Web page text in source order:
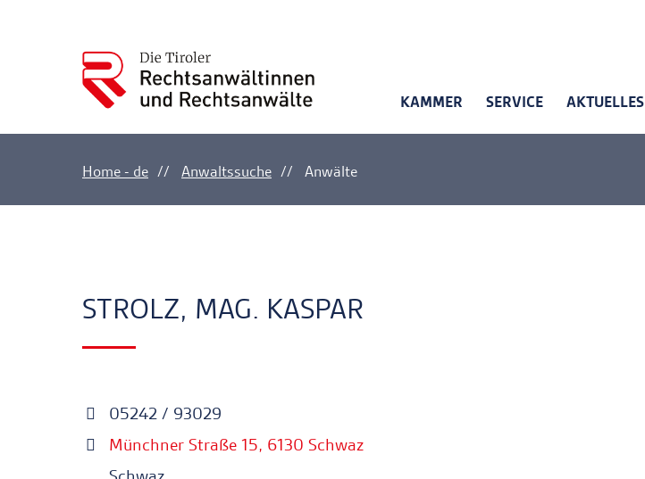
KAMMER SERVICE AKTUELLES
Home - de Anwaltssuche Anwälte
STROLZ, MAG. KASPAR
05242 / 93029
Münchner Straße 15, 6130 Schwaz